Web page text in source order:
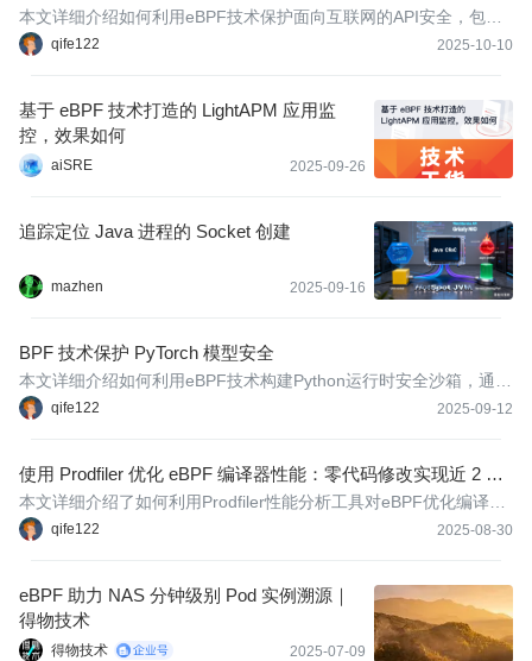
qife122 2025-10-10
本文详细介绍如何利用eBPF技术保护面向互联网的API安全，包括F
astAPI、Flask、Django等框架。通过secimport工具实现Python代
基于 eBPF 技术打造的 LightAPM 应用监
控，效果如何
aiSRE 2025-09-26
追踪定位 Java 进程的 Socket 创建
mazhen 2025-09-16
BPF 技术保护 PyTorch 模型安全
qife122 2025-09-12
本文详细介绍如何利用eBPF技术构建Python运行时安全沙箱，通过
secimport工具实现对PyTorch模型的系统级防护，包括恶意代码检
使用 Prodfiler 优化 eBPF 编译器性能：零代码修改实现近 2 倍
提升
qife122 2025-08-30
本文详细介绍了如何利用Prodfiler性能分析工具对eBPF优化编译器
K2进行深度优化，通过替换内存分配器、优化数据结构实现和启用
eBPF 助力 NAS 分钟级别 Pod 实例溯源｜
得物技术
得物技术 2025-07-09